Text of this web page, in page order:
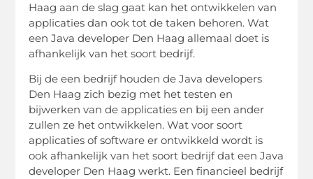
Haag aan de slag gaat kan het ontwikkelen van
applicaties dan ook tot de taken behoren. Wat
een Java developer Den Haag allemaal doet is
afhankelijk van het soort bedrijf.
Bij de een bedrijf houden de Java developers
Den Haag zich bezig met het testen en
bijwerken van de applicaties en bij een ander
zullen ze het ontwikkelen. Wat voor soort
applicaties of software er ontwikkeld wordt is
ook afhankelijk van het soort bedrijf dat een Java
developer Den Haag werkt. Een financieel bedrijf